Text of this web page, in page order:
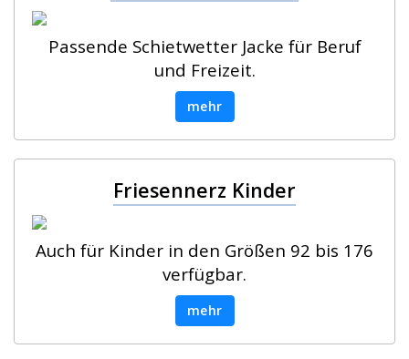
Passende Schietwetter Jacke für Beruf
und Freizeit.
mehr
Friesennerz Kinder
Auch für Kinder in den Größen 92 bis 176
verfügbar.
mehr